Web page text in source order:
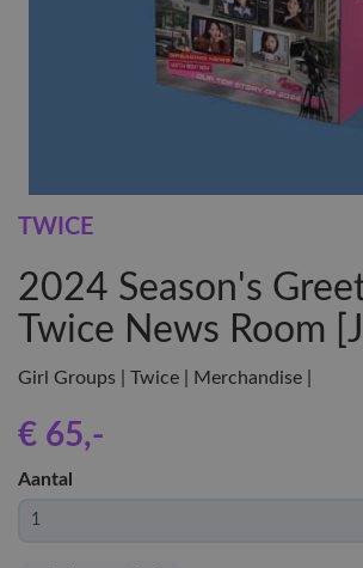
TWICE
2024 Season's
Twice News Room
Girl Groups | Twice | Merchandise |
€ 65,-
Aantal